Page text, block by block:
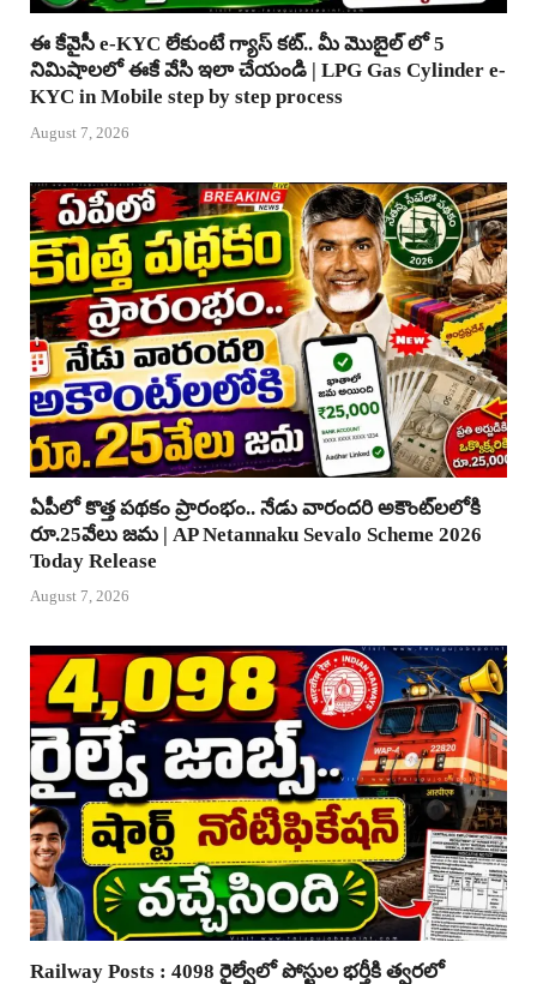
ఈ కేవైసీ e-KYC లేకుంటే గ్యాస్ కట్.. మీ మొబైల్ లో 5
నిమిషాలలో ఈకే వేసి ఇలా చేయండి | LPG Gas Cylinder e-
KYC in Mobile step by step process
August 7, 2026
ఏపీలో కొత్త పథకం ప్రారంభం.. నేడు వారందరి అకౌంట్‌లలోకి
రూ.25వేలు జమ | AP Netannaku Sevalo Scheme 2026
Today Release
August 7, 2026
Railway Posts : 4098 రైల్వేలో పోస్టుల భర్తీకి త్వరలో